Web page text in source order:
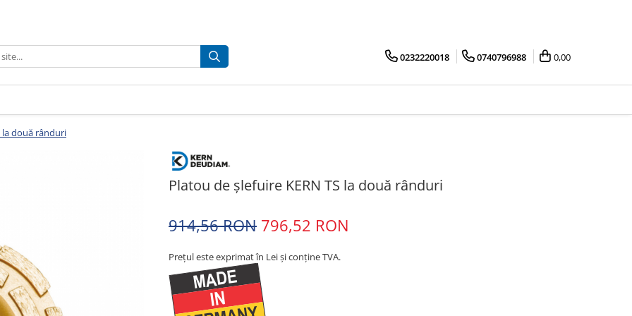
0232220018 0740796988 0,00
la două rânduri
Platou de șlefuire KERN TS la două rânduri
914,56 RON 796,52 RON
Prețul este exprimat în Lei și conține TVA.